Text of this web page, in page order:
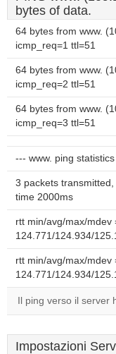
bytes of data.
64 bytes from www.
icmp_req=1 ttl=51
64 bytes from www.
icmp_req=2 ttl=51
64 bytes from www.
icmp_req=3 ttl=51
--- www. ping
3 packets
time 2000ms
rtt min/avg/max/mdev
124.771/124.934/
rtt min/avg/max/mdev
124.771/124.934/
Il ping verso il
Impostazioni